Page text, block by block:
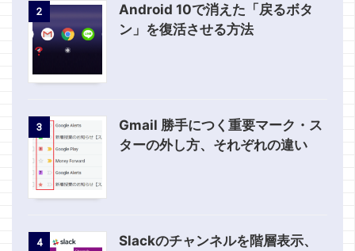
2
Android 10で消えた「戻るボタ
ン」を復活させる方法
3
Gmail 勝手につく重要マーク・ス
ターの外し方、それぞれの違い
4
Slackのチャンネルを階層表示、